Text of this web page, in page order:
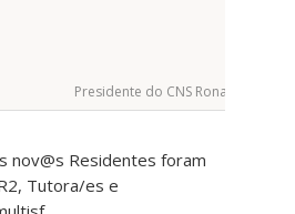
Presidente do CNS Ronald
nov@s Residentes foram
Tutora/es e